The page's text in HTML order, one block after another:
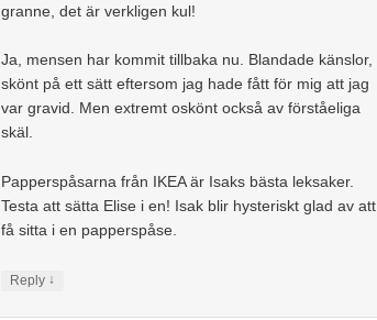
granne, det är verkligen kul!
Ja, mensen har kommit tillbaka nu. Blandade känslor,
skönt på ett sätt eftersom jag hade fått för mig att jag
var gravid. Men extremt oskönt också av förståeliga
skäl.
Papperspåsarna från IKEA är Isaks bästa leksaker.
Testa att sätta Elise i en! Isak blir hysteriskt glad av att
få sitta i en papperspåse.
Reply ↓